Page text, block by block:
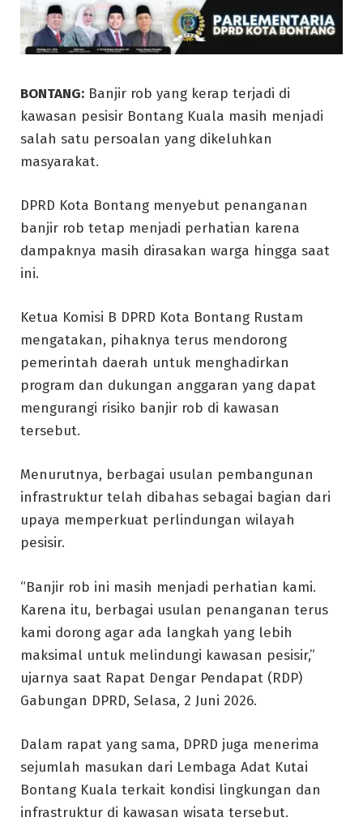
BONTANG: Banjir rob yang kerap terjadi di
kawasan pesisir Bontang Kuala masih menjadi
salah satu persoalan yang dikeluhkan
masyarakat.
DPRD Kota Bontang menyebut penanganan
banjir rob tetap menjadi perhatian karena
dampaknya masih dirasakan warga hingga saat
ini.
Ketua Komisi B DPRD Kota Bontang Rustam
mengatakan, pihaknya terus mendorong
pemerintah daerah untuk menghadirkan
program dan dukungan anggaran yang dapat
mengurangi risiko banjir rob di kawasan
tersebut.
Menurutnya, berbagai usulan pembangunan
infrastruktur telah dibahas sebagai bagian dari
upaya memperkuat perlindungan wilayah
pesisir.
“Banjir rob ini masih menjadi perhatian kami.
Karena itu, berbagai usulan penanganan terus
kami dorong agar ada langkah yang lebih
maksimal untuk melindungi kawasan pesisir,”
ujarnya saat Rapat Dengar Pendapat (RDP)
Gabungan DPRD, Selasa, 2 Juni 2026.
Dalam rapat yang sama, DPRD juga menerima
sejumlah masukan dari Lembaga Adat Kutai
Bontang Kuala terkait kondisi lingkungan dan
infrastruktur di kawasan wisata tersebut.